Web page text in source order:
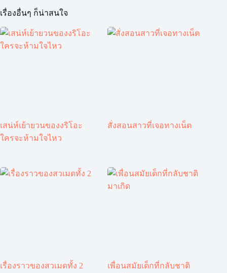
เรื่องอื่นๆ ก็น่าสนใจ
เสน่ห์เย้ายวนของงริโอะ
ใครจะห้ามใจไหว
สั่งสอนสาวที่เจอทางเน็ต
เรื่องราวของสวเมดทั้ง 2
เพื่อนสมัยเด็กที่กลับชาติ